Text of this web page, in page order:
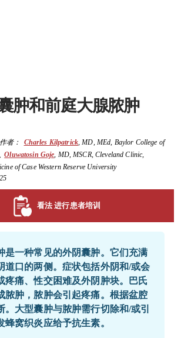
肿和前庭大腺脓肿
者： Charles Kilpatrick MD, MEd Baylor College of
Oluwatosin Goje MD, MSCR,Cleveland Clinic,
of Case Western Reserve University
看法 进行患者培训
是一种常见的外阴囊肿。它们充满
道口的两侧。症状包括外阴和/或会
疼痛、性交困难及外阴肿块。巴氏
脓肿，脓肿会引起疼痛。根据盆腔
。大型囊肿与脓肿需行切除和/或引
蜂窝织炎应给予抗生素。